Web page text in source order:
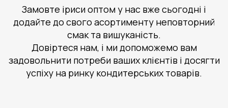
Замовте іриси оптом у нас вже сьогодні і
додайте до свого асортименту неповторний
смак та вишуканість.
Довіртеся нам, і ми допоможемо вам
задовольнити потреби ваших клієнтів і досягти
успіху на ринку кондитерських товарів.